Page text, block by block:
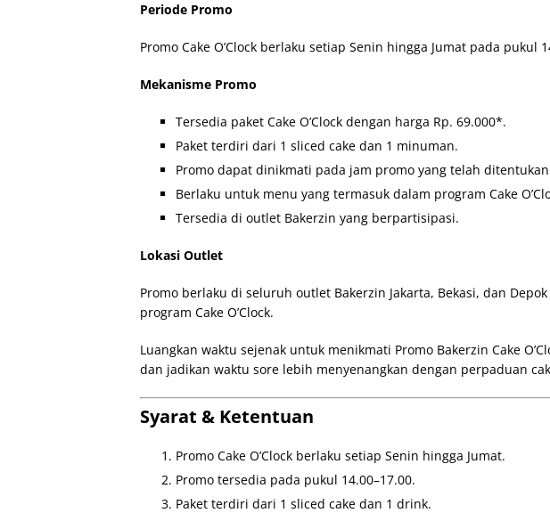
Periode Promo
Promo Cake O’Clock berlaku setiap Senin hingga Jumat pada pukul
Mekanisme Promo
Tersedia paket Cake O’Clock dengan harga Rp. 69.000*.
Paket terdiri dari 1 sliced cake dan 1 minuman.
Promo dapat dinikmati pada jam promo yang telah
Berlaku untuk menu yang termasuk dalam program Cake
Tersedia di outlet Bakerzin yang berpartisipasi.
Lokasi Outlet
Promo berlaku di seluruh outlet Bakerzin Jakarta, Bekasi, dan
program Cake O’Clock.
Luangkan waktu sejenak untuk menikmati Promo Bakerzin Cake
dan jadikan waktu sore lebih menyenangkan dengan perpaduan
Syarat & Ketentuan
Promo Cake O’Clock berlaku setiap Senin hingga Jumat.
Promo tersedia pada pukul 14.00–17.00.
Paket terdiri dari 1 sliced cake dan 1 drink.